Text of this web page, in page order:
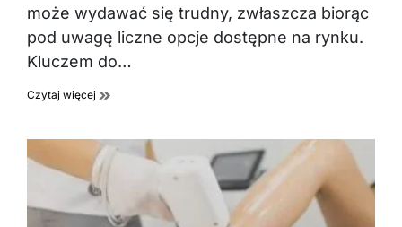
może wydawać się trudny, zwłaszcza biorąc
pod uwagę liczne opcje dostępne na rynku.
Kluczem do…
Czytaj więcej